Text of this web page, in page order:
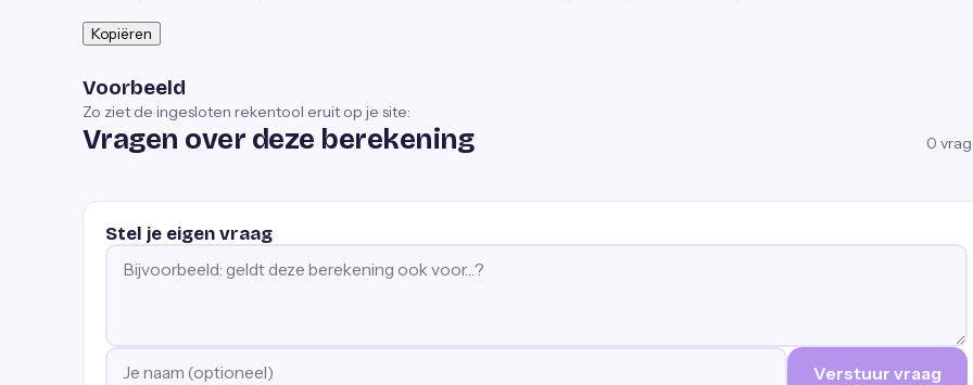
Kopiëren
Voorbeeld
Zo ziet de ingesloten rekentool eruit op je site:
Vragen over deze berekening 0
Stel je eigen vraag
Verstuur vraag